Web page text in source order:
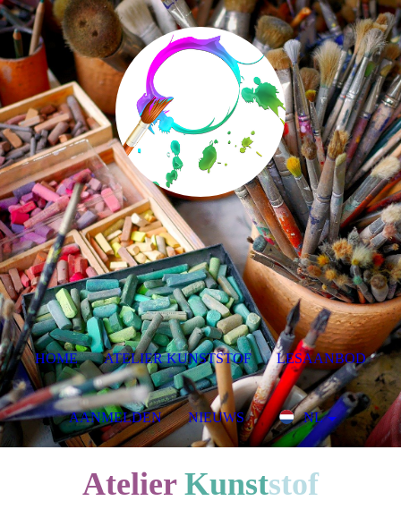
Atelier Kunststof
HOME ATELIER KUNSTSTOF LESAANBOD
AANMELDEN NIEUWS NL